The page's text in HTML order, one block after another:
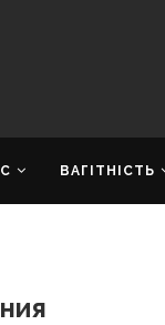
ВАГІТНІСТЬ